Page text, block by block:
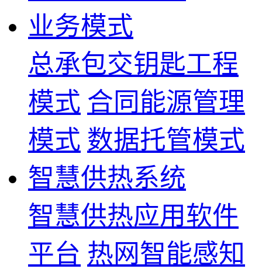
业务模式
总承包交钥匙工程
模式 合同能源管理
模式 数据托管模式
智慧供热系统
智慧供热应用软件
平台 热网智能感知